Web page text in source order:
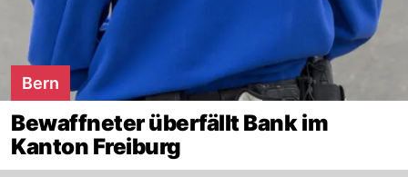
Bern
Bewaffneter überfällt Bank im
Kanton Freiburg